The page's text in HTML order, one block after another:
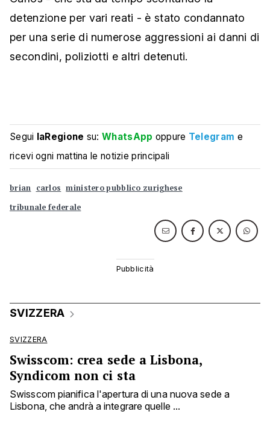
detenzione per vari reati - è stato condannato
per una serie di numerose aggressioni ai danni di
secondini, poliziotti e altri detenuti.
Segui laRegione su:WhatsApp oppure Telegram e
ricevi ogni mattina le notizie principali
brian carlos ministero pubblico zurighese
tribunale federale
SVIZZERA
SVIZZERA
Swisscom: crea sede a Lisbona,
Syndicom non ci sta
Swisscom pianifica l'apertura di una nuova sede a
Lisbona, che andrà a integrare quelle ...